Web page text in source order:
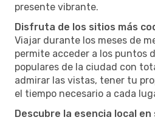
presente vibrante.
Disfruta de los sitios más
Viajar durante los meses de
permite acceder a los puntos
populares de la ciudad con
admirar las vistas, tener tu
el tiempo necesario a cada
Descubre la esencia local